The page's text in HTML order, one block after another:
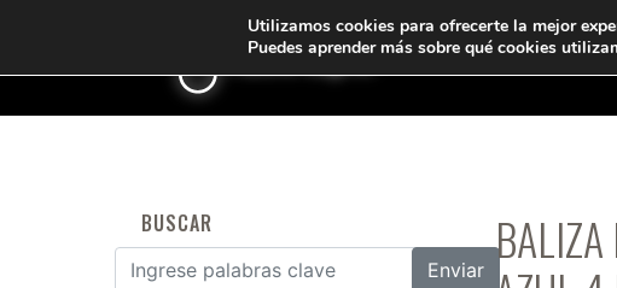
<
BUSCAR
Buscar por:
BALIZA
Utilizamos cookies para ofrecerte la mejor
Puedes aprender más sobre qué cookies